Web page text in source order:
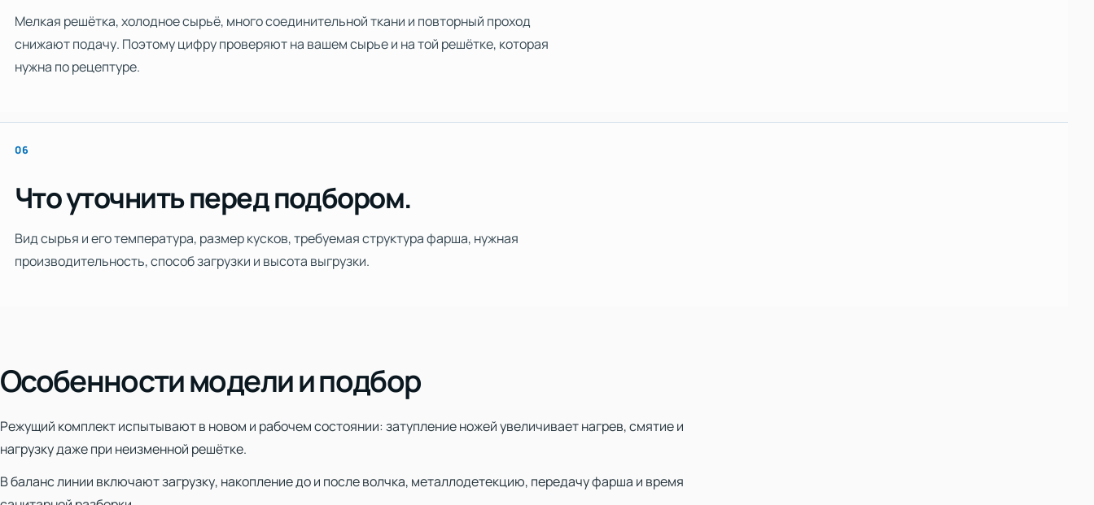
Мелкая решётка, холодное сырьё, много соединительной ткани и повторный проход
снижают подачу. Поэтому цифру проверяют на вашем сырье и на той решётке, которая
нужна по рецептуре.
06
Что уточнить перед подбором.
Вид сырья и его температура, размер кусков, требуемая структура фарша, нужная
производительность, способ загрузки и высота выгрузки.
Особенности модели и подбор
Режущий комплект испытывают в новом и рабочем состоянии: затупление ножей увеличивает нагрев, смятие и
нагрузку даже при неизменной решётке.
В баланс линии включают загрузку, накопление до и после волчка, металлодетекцию, передачу фарша и время